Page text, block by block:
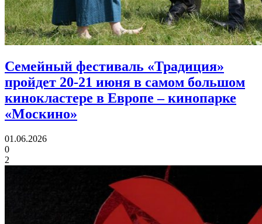
Семейный фестиваль «Традиция»
пройдет 20-21 июня в самом большом
кинокластере в Европе – кинопарке
«Москино»
01.06.2026
0
2